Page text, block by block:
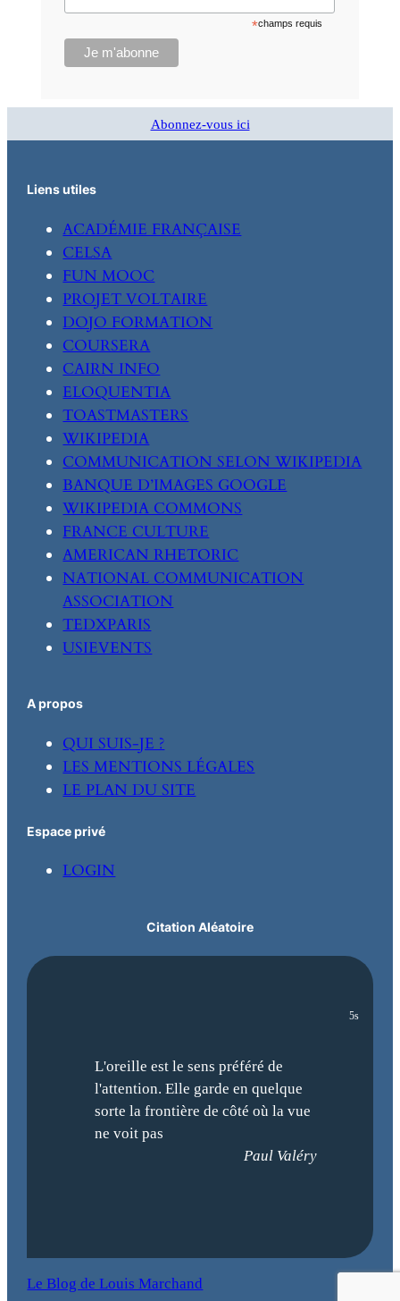
*champs requis
Abonnez-vous ici
Liens utiles
ACADÉMIE FRANÇAISE
CELSA
FUN MOOC
PROJET VOLTAIRE
DOJO FORMATION
COURSERA
CAIRN INFO
ELOQUENTIA
TOASTMASTERS
WIKIPEDIA
COMMUNICATION SELON WIKIPEDIA
BANQUE D’IMAGES GOOGLE
WIKIPEDIA COMMONS
FRANCE CULTURE
AMERICAN RHETORIC
NATIONAL COMMUNICATION
ASSOCIATION
TEDXPARIS
USIEVENTS
A propos
QUI SUIS-JE ?
LES MENTIONS LÉGALES
LE PLAN DU SITE
Espace privé
LOGIN
Citation Aléatoire
4s
L'oreille est le sens préféré de
l'attention. Elle garde en quelque
sorte la frontière de côté où la vue
ne voit pas
Paul Valéry
Le Blog de Louis Marchand